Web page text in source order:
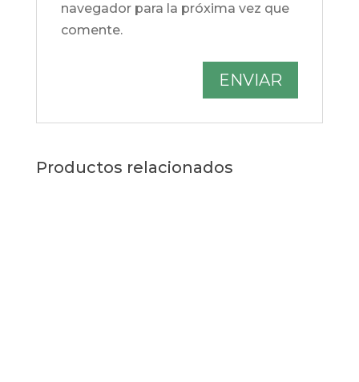
navegador para la próxima vez que
comente.
Productos relacionados